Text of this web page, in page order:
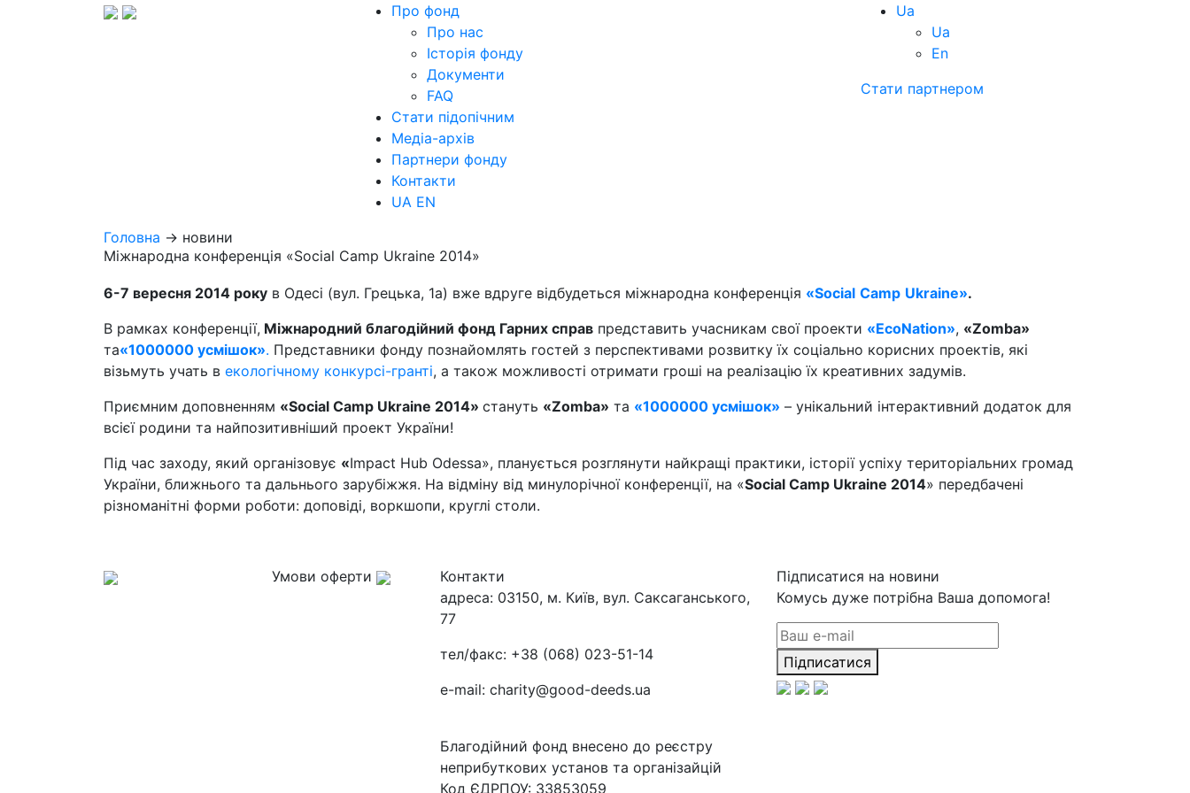
Про фонд
Про нас
Історія фонду
Документи
FAQ
Стати підопічним
Медіа-архів
Партнери фонду
Контакти
UA EN
Ua
Ua
En
Стати партнером
Головна → новини
Міжнародна конференція «Social Camp Ukraine 2014»
6-7 вересня 2014 року в Одесі (вул. Грецька, 1а) вже вдруге відбудеться міжнародна конференція «Social Camp Ukraine».
В рамках конференції, Міжнародний благодійний фонд Гарних справ представить учасникам свої проекти «EcoNation», «Zomba»
та«1000000 усмішок». Представники фонду познайомлять гостей з перспективами розвитку їх соціально корисних проектів, які
візьмуть учать в екологічному конкурсі-гранті, а також можливості отримати гроші на реалізацію їх креативних задумів.
Приємним доповненням «Social Camp Ukraine 2014» стануть «Zomba» та «1000000 усмішок» – унікальний інтерактивний додаток для
всієї родини та найпозитивніший проект України!
Під час заходу, який організовує «Impact Hub Odessa», планується розглянути найкращі практики, історії успіху територіальних громад
України, ближнього та дальнього зарубіжжя. На відміну від минулорічної конференції, на «Social Camp Ukraine 2014» передбачені
різноманітні форми роботи: доповіді, воркшопи, круглі столи.
Умови оферти
Контакти
адреса: 03150, м. Київ, вул. Саксаганського,
77
тел/факс: +38 (068) 023-51-14
e-mail: charity@good-deeds.ua
Благодійний фонд внесено до реєстру
неприбуткових установ та організайцій
Код ЄДРПОУ: 33853059
Підписатися на новини
Комусь дуже потрібна Ваша допомога!
Підписатися